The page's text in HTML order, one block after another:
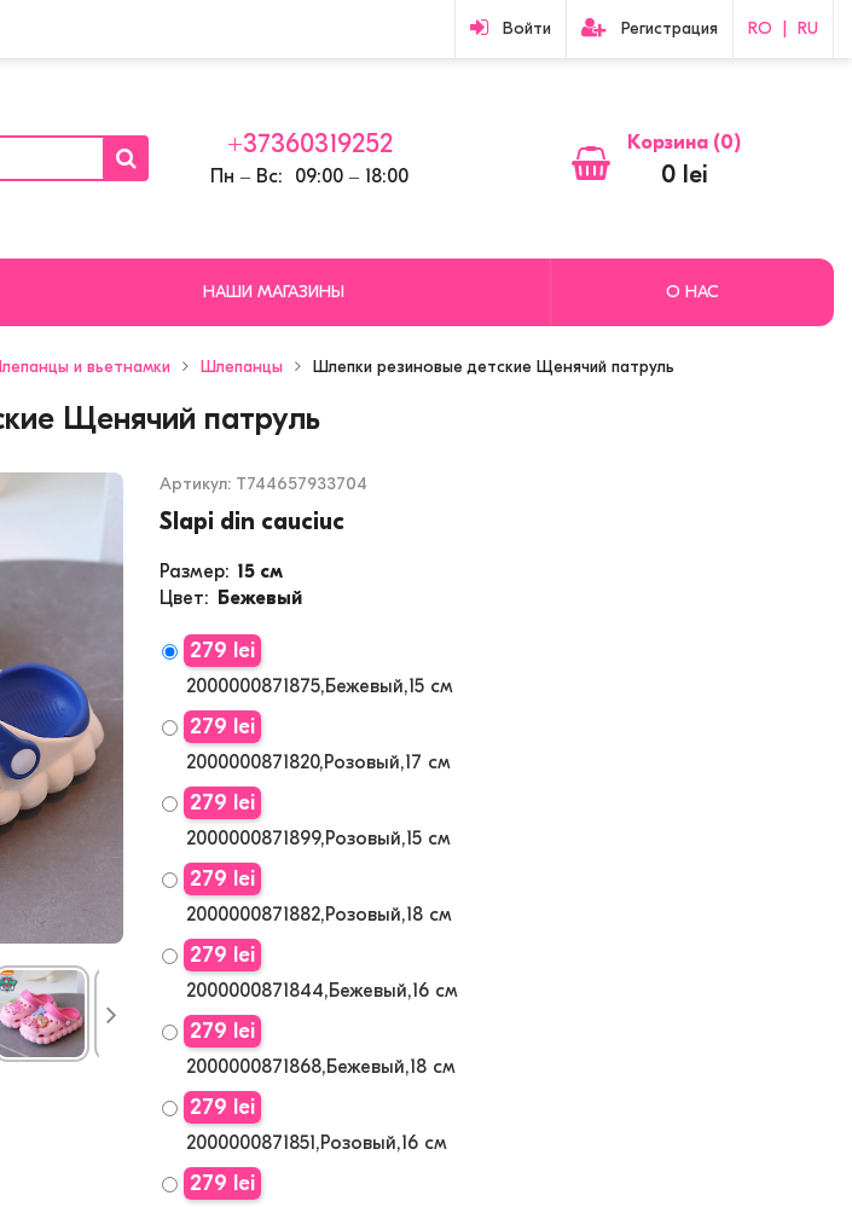
Войти Регистрация RO RU
+37360319252
Пн ‒ Вс: 09:00 ‒ 18:00
Корзина (0)
0 lei
НАШИ МАГАЗИНЫ О НАС
и вьетнамки Шлепанцы Шлепки резиновые детские Щенячий патруль
Щенячий патруль
Артикул: T744657933704
Slapi din cauciuc
Размер
15 см
Цвет
Бежевый
279 lei
2000000871875,Бежевый,15 см
279 lei
2000000871820,Розовый,17 см
279 lei
2000000871899,Розовый,15 см
279 lei
2000000871882,Розовый,18 см
279 lei
2000000871844,Бежевый,16 см
279 lei
2000000871868,Бежевый,18 см
279 lei
2000000871851,Розовый,16 см
279 lei